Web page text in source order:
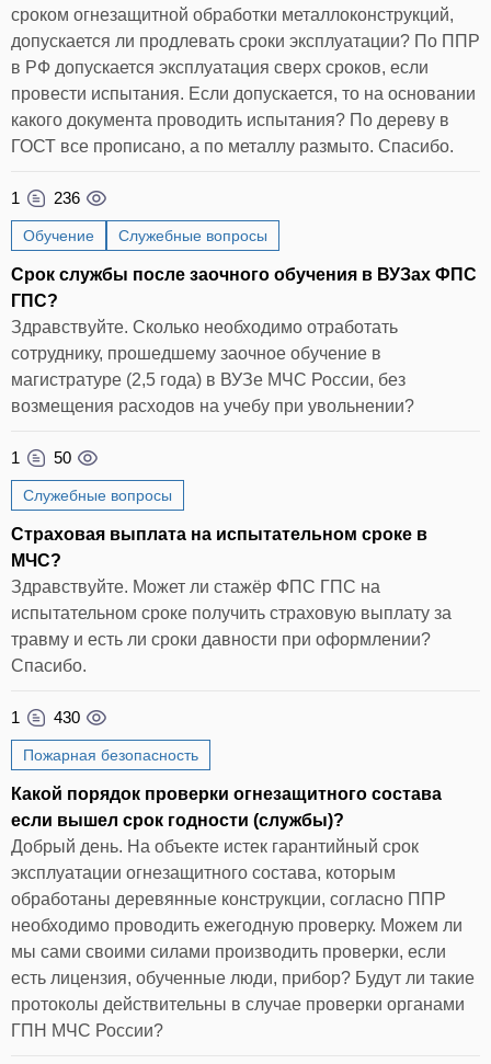
сроком огнезащитной обработки металлоконструкций,
допускается ли продлевать сроки эксплуатации? По ППР
в РФ допускается эксплуатация сверх сроков, если
провести испытания. Если допускается, то на основании
какого документа проводить испытания? По дереву в
ГОСТ все прописано, а по металлу размыто. Спасибо.
1 236
Обучение Служебные вопросы
Срок службы после заочного обучения в ВУЗах ФПС
ГПС?
Здравствуйте. Сколько необходимо отработать
сотруднику, прошедшему заочное обучение в
магистратуре (2,5 года) в ВУЗе МЧС России, без
возмещения расходов на учебу при увольнении?
1 50
Служебные вопросы
Страховая выплата на испытательном сроке в
МЧС?
Здравствуйте. Может ли стажёр ФПС ГПС на
испытательном сроке получить страховую выплату за
травму и есть ли сроки давности при оформлении?
Спасибо.
1 430
Пожарная безопасность
Какой порядок проверки огнезащитного состава
если вышел срок годности (службы)?
Добрый день. На объекте истек гарантийный срок
эксплуатации огнезащитного состава, которым
обработаны деревянные конструкции, согласно ППР
необходимо проводить ежегодную проверку. Можем ли
мы сами своими силами производить проверки, если
есть лицензия, обученные люди, прибор? Будут ли такие
протоколы действительны в случае проверки органами
ГПН МЧС России?